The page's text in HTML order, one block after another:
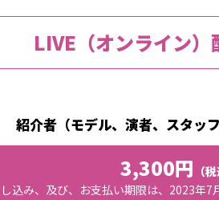
LIVE（オンライン）
紹介者（モデル、演者、スタッ
3,300円 （
込み、及び、お支払い期限は、2023年7